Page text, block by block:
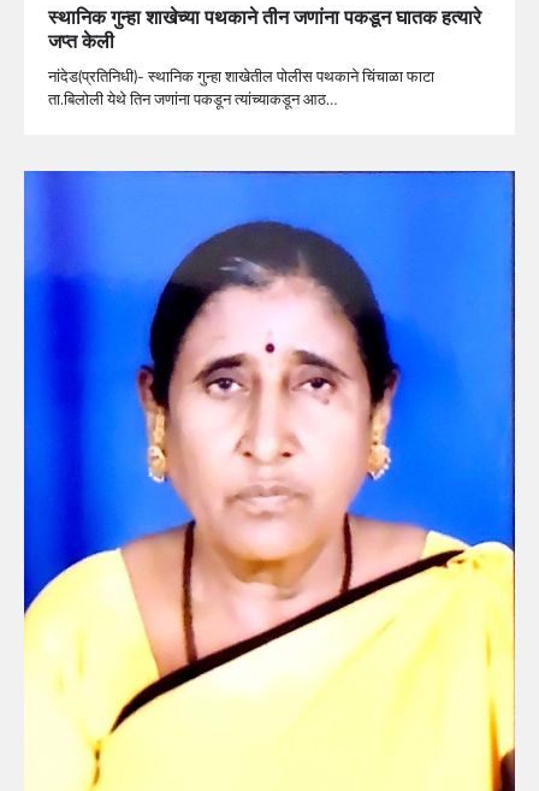
स्थानिक गुन्हा शाखेच्या पथकाने तीन जणांना पकडून घातक हत्यारे
जप्त केली
नांदेड(प्रतिनिधी)- स्थानिक गुन्हा शाखेतील पोलीस पथकाने चिंचाळा फाटा
ता.बिलोली येथे तिन जणांना पकडून त्यांच्याकडून आठ…